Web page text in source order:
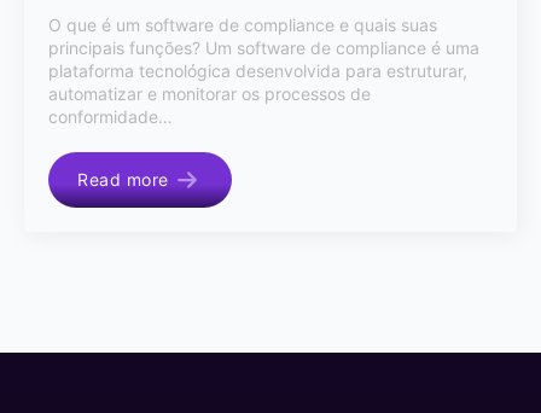
O que é um software de compliance e quais suas
principais funções? Um software de compliance é uma
plataforma tecnológica desenvolvida para estruturar,
automatizar e monitorar os processos de
conformidade…
Read more